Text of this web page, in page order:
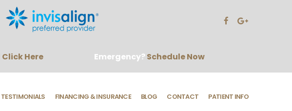
Click Here Emergency?Schedule Now
TESTIMONIALS FINANCING & INSURANCE BLOG CONTACT PATIENT INFO